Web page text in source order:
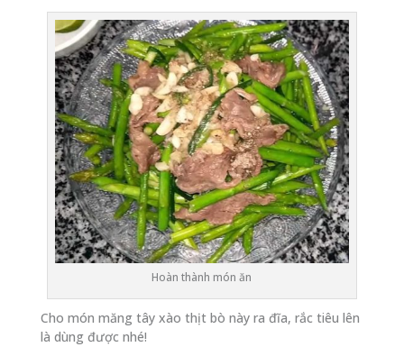
Hoàn thành món ăn
Cho món măng tây xào thịt bò này ra đĩa, rắc tiêu lên
là dùng được nhé!